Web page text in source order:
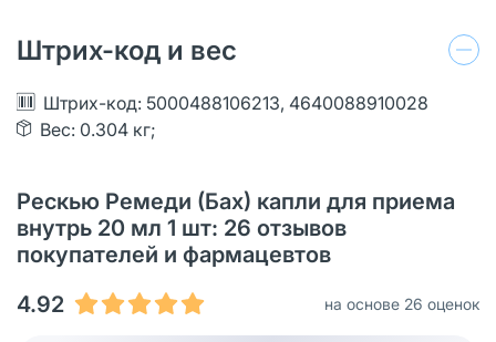
Штрих-код и вес
Штрих-код: 5000488106213, 4640088910028
Вес: 0.304 кг;
Рескью Ремеди (Бах) капли для приема
внутрь 20 мл 1 шт: 26 отзывов
покупателей и фармацевтов
4.92
на основе 26 оценок